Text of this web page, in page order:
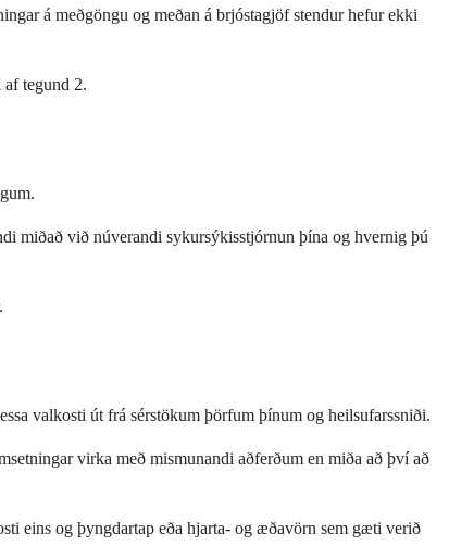
á meðgöngu og meðan á brjóstagjöf stendur hefur ekki
tegund 2.
miðað við núverandi sykursýkisstjórnun þína og hvernig þú
valkosti út frá sérstökum þörfum þínum og heilsufarssniði.
virka með mismunandi aðferðum en miða að því að
eins og þyngdartap eða hjarta- og æðavörn sem gæti verið